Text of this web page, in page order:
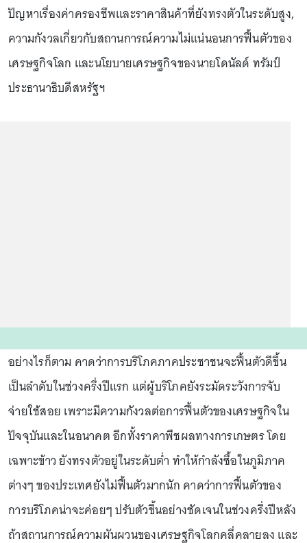
ปัญหาเรื่องค่าครองชีพและราคาสินค้าที่ยังทรงตัวในระดับสูง,
ความกังวลเกี่ยวกับสถานการณ์ความไม่แน่นอนการฟื้นตัวของ
เศรษฐกิจโลก และนโยบายเศรษฐกิจของนายโดนัลด์ ทรัมป์
ประธานาธิบดีสหรัฐฯ
อย่างไรก็ตาม คาดว่าการบริโภคภาคประชาชนจะฟื้นตัวดีขึ้น
เป็นลำดับในช่วงครึ่งปีแรก แต่ผู้บริโภคยังระมัดระวังการจับ
จ่ายใช้สอย เพราะมีความกังวลต่อการฟื้นตัวของเศรษฐกิจใน
ปัจจุบันและในอนาคต อีกทั้งราคาพืชผลทางการเกษตร โดย
เฉพาะข้าว ยังทรงตัวอยู่ในระดับต่ำ ทำให้กำลังซื้อในภูมิภาค
ต่างๆ ของประเทศยังไม่ฟื้นตัวมากนัก คาดว่าการฟื้นตัวของ
การบริโภคน่าจะค่อยๆ ปรับตัวขึ้นอย่างชัดเจนในช่วงครึ่งปีหลัง
ถ้าสถานการณ์ความผันผวนของเศรษฐกิจโลกคลี่คลายลง และ